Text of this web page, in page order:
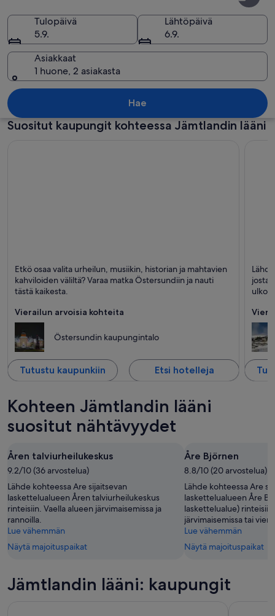
Jäinen järvi, jonka ympärillä on
Tulopäivä
5.9.
Lähtöpäivä
6.9.
Asiakkaat
1 huone, 2 asiakasta
Hae
Suositut kaupungit kohteessa Jämtlandin lääni
Puutarhat, Villieläimet ja Museot
Etkö osaa valita urheilun, musiikin, historian ja mahtavien
kahviloiden väliltä? Varaa matka Östersundiin ja nauti
tästä kaikesta.
Vierailun arvoisia kohteita
Östersundin kaupungintalo
Tutustu kaupunkiin Etsi hotelleja
josta
Kohteen Jämtlandin lääni
suositut nähtävyydet
Åren talviurheilukeskus
9.2/10 (36 arvostelua)
Lähde kohteessa Are sijaitsevan
laskettelualueen Åren talviurheilukeskus
rinteisiin. Vaella alueen järvimaisemissa ja
rannoilla.
Lue vähemmän
Näytä majoituspaikat
Åre Björnen
8.8/10 (20 arvostelua)
Lähde kohteessa Are
laskettelualueen Åre
laskettelualue)
järvimaisemissa tai
Lue vähemmän
Näytä majoituspaikat
Jämtlandin lääni: kaupungit